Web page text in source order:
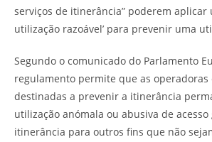
serviços de itinerância” poderem aplicar
utilização razoável’ para prevenir uma
Segundo o comunicado do Parlamento
regulamento permite que as operadoras
destinadas a prevenir a itinerância
utilização anómala ou abusiva de acesso
itinerância para outros fins que não